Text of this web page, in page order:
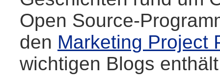
Open Source-
den Marketing Project
wichtigen Blogs